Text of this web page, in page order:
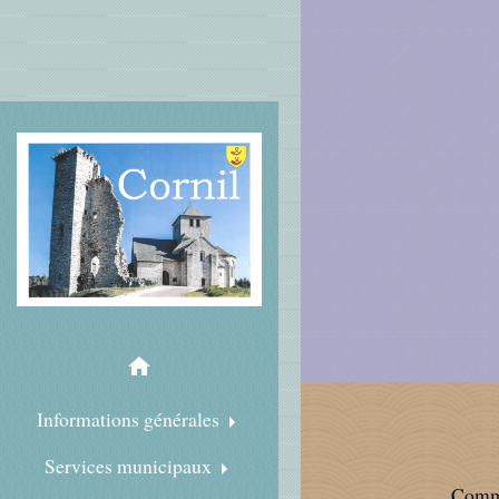
home
Informations générales
Services municipaux